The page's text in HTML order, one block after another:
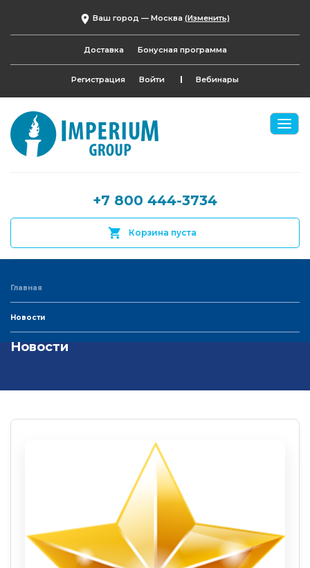
Ваш город — Москва (Изменить)
Доставка Бонусная программа
Регистрация Войти Вебинары
+7 800 444-3734
Корзина пуста
Главная
Новости
Новости